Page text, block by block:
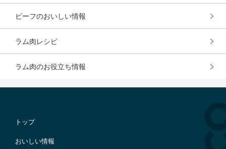
ビーフのおいしい情報
ラム肉レシピ
ラム肉のお役立ち情報
トップ
おいしい情報